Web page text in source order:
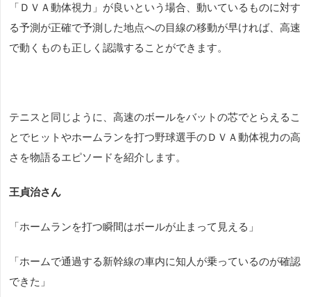
「ＤＶＡ動体視力」が良いという場合、動いているものに対す
る予測が正確で予測した地点への目線の移動が早ければ、高速
で動くものも正しく認識することができます。
テニスと同じように、高速のボールをバットの芯でとらえるこ
とでヒットやホームランを打つ野球選手のＤＶＡ動体視力の高
さを物語るエピソードを紹介します。
王貞治さん
「ホームランを打つ瞬間はボールが止まって見える」
「ホームで通過する新幹線の車内に知人が乗っているのが確認
できた」